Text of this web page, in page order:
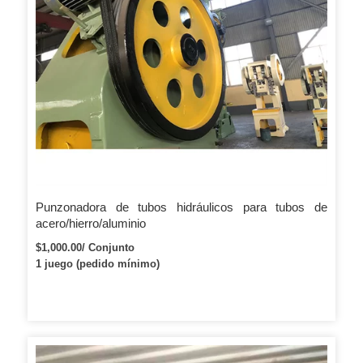
Punzonadora de tubos hidráulicos para tubos de
acero/hierro/aluminio
$1,000.00/ Conjunto
1 juego (pedido mínimo)